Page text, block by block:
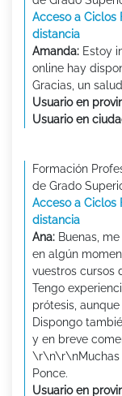
Acceso a Ciclos
distancia
Amanda: Estoy
online hay
Gracias, un
Usuario en
Usuario en
Formación
de Grado
Acceso a Ciclos
distancia
Ana: Buenas,
en algún
vuestros cursos
Tengo
prótesis,
Dispongo
y en breve
\r\n\r\nMuchas
Ponce.
Usuario en